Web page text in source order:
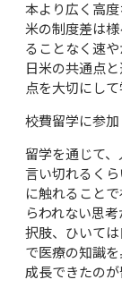
本より広く高
米の制度差は
ることなく速
日米の共通点
点を大切にして
校費留学に参加
留学を通じて
言い切れるく
に触れること
らわれない思
択肢、ひいて
で医療の知識
成長できたのが